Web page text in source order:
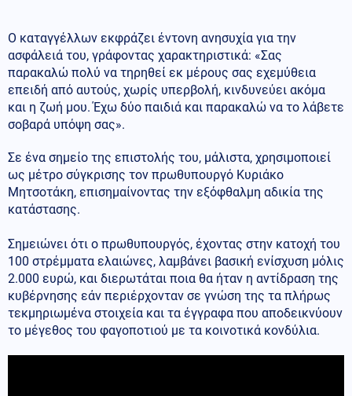
Ο καταγγέλλων εκφράζει έντονη ανησυχία για την
ασφάλειά του, γράφοντας χαρακτηριστικά: «Σας
παρακαλώ πολύ να τηρηθεί εκ μέρους σας εχεμύθεια
επειδή από αυτούς, χωρίς υπερβολή, κινδυνεύει ακόμα
και η ζωή μου. Έχω δύο παιδιά και παρακαλώ να το λάβετε
σοβαρά υπόψη σας».
Σε ένα σημείο της επιστολής του, μάλιστα, χρησιμοποιεί
ως μέτρο σύγκρισης τον πρωθυπουργό Κυριάκο
Μητσοτάκη, επισημαίνοντας την εξόφθαλμη αδικία της
κατάστασης.
Σημειώνει ότι ο πρωθυπουργός, έχοντας στην κατοχή του
100 στρέμματα ελαιώνες, λαμβάνει βασική ενίσχυση μόλις
2.000 ευρώ, και διερωτάται ποια θα ήταν η αντίδραση της
κυβέρνησης εάν περιέρχονταν σε γνώση της τα πλήρως
τεκμηριωμένα στοιχεία και τα έγγραφα που αποδεικνύουν
το μέγεθος του φαγοποτιού με τα κοινοτικά κονδύλια.